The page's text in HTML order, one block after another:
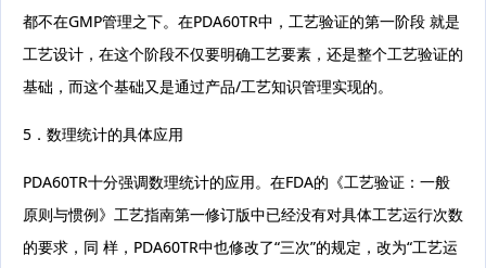
都不在GMP管理之下。在PDA60TR中，工艺验证的第一阶段 就是
工艺设计，在这个阶段不仅要明确工艺要素，还是整个工艺验证的
基础，而这个基础又是通过产品/工艺知识管理实现的。
5．数理统计的具体应用
PDA60TR十分强调数理统计的应用。在FDA的《工艺验证：一般
原则与惯例》工艺指南第一修订版中已经没有对具体工艺运行次数
的要求，同 样，PDA60TR中也修改了“三次”的规定，改为“工艺运